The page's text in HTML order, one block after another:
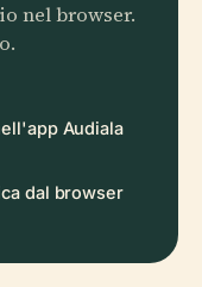
nel browser.
Audiala
dal browser